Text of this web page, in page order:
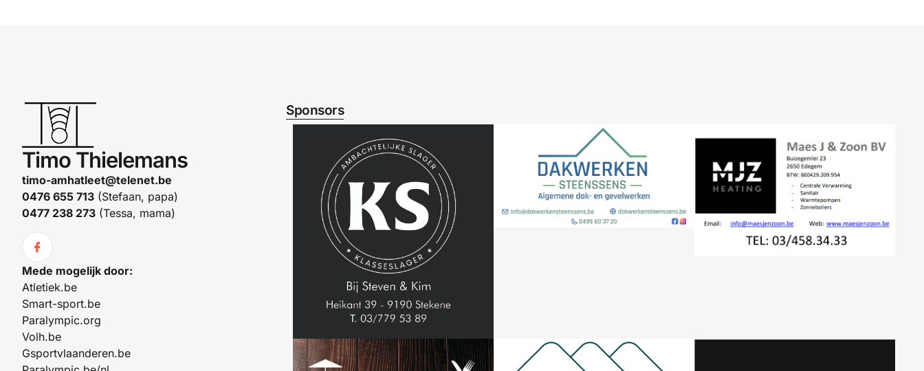
Timo Thielemans
timo-amhatleet@telenet.be
0476 655 713 (Stefaan, papa)
0477 238 273 (Tessa, mama)
Mede mogelijk door:
Atletiek.be
Smart-sport.be
Paralympic.org
Volh.be
Gsportvlaanderen.be
Sponsors